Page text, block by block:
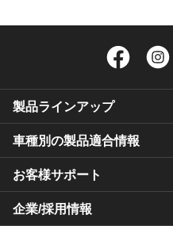
Facebook
製品ラインアップ
車種別の製品適合情報
お客様サポート
企業/採用情報